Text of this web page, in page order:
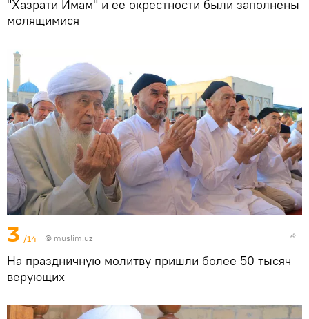
"Хазрати Имам" и ее окрестности были заполнены
молящимися
3 /14 © muslim.uz
На праздничную молитву пришли более 50 тысяч
верующих